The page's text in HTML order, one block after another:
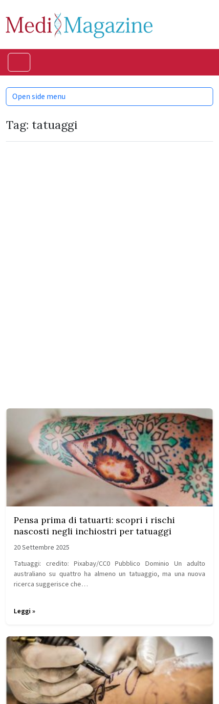
Tag: tatuaggi
Pensa prima di tatuarti: scopri i rischi
nascosti negli inchiostri per tatuaggi
20 Settembre 2025
Tatuaggi: credito: Pixabay/CC0 Pubblico Dominio Un adulto
australiano su quattro ha almeno un tatuaggio, ma una nuova
ricerca suggerisce che…
Leggi »
Open side menu